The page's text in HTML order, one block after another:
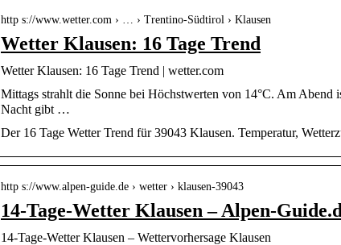
http s://www.wetter.com › … › Trentino-Südtirol › Klausen
Wetter Klausen: 16 Tage Trend
Wetter Klausen: 16 Tage Trend | wetter.com
Mittags strahlt die Sonne bei Höchstwerten von 14°C. Am
Nacht gibt …
Der 16 Tage Wetter Trend für 39043 Klausen. Temperatur,
http s://www.alpen-guide.de › wetter › klausen-39043
14-Tage-Wetter Klausen – Alpen-
14-Tage-Wetter Klausen – Wettervorhersage Klausen